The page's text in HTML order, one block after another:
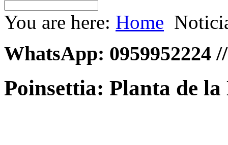
You are here: Home
WhatsApp: 0959952224
Poinsettia: Planta de